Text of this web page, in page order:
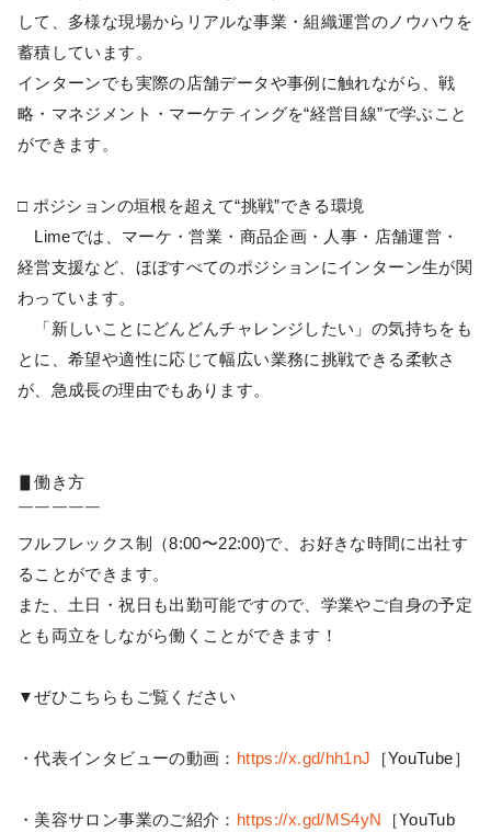
して、多様な現場からリアルな事業・組織運営のノウハウを
蓄積しています。
インターンでも実際の店舗データや事例に触れながら、戦
略・マネジメント・マーケティングを“経営目線”で学ぶこと
ができます。
□ ポジションの垣根を超えて“挑戦”できる環境
Limeでは、マーケ・営業・商品企画・人事・店舗運営・
経営支援など、ほぼすべてのポジションにインターン生が関
わっています。
「新しいことにどんどんチャレンジしたい」の気持ちをも
とに、希望や適性に応じて幅広い業務に挑戦できる柔軟さ
が、急成長の理由でもあります。
▋働き方
￣￣￣￣￣
フルフレックス制（8:00〜22:00)で、お好きな時間に出社す
ることができます。
また、土日・祝日も出勤可能ですので、学業やご自身の予定
とも両立をしながら働くことができます！
▼ぜひこちらもご覧ください
・代表インタビューの動画： https://x.gd/hh1nJ ［YouTube］
・美容サロン事業のご紹介： https://x.gd/MS4yN ［YouTub